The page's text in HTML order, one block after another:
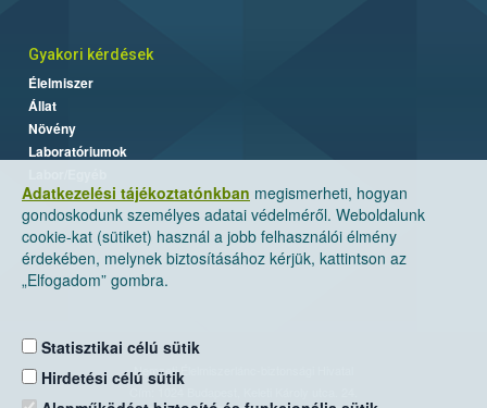
Adatkezelési tájékoztatónkban megismerheti, hogyan
gondoskodunk személyes adatai védelméről. Weboldalunk
cookie-kat (sütiket) használ a jobb felhasználói élmény
érdekében, melynek biztosításához kérjük, kattintson az
„Elfogadom” gombra.
Statisztikai célú sütik
Hirdetési célú sütik
Gyakori kérdések
Élelmiszer
Állat
Növény
Laboratóriumok
Nemzeti Élelmiszerlánc-biztonsági Hivatal